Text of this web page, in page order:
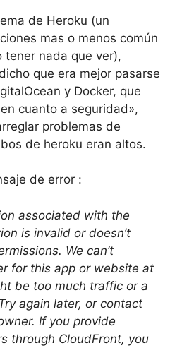
de Heroku (un
mas o menos común
tener nada que ver),
que era mejor pasarse
y Docker, que
cuanto a seguridad»,
problemas de
de heroku eran altos.
de error :
associated with the
is invalid or doesn’t
We can’t
for this app or website at
be too much traffic or a
again later, or contact
If you provide
through CloudFront, you